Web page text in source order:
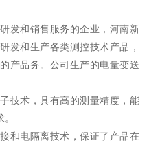
发和销售服务的企业，河南新
发和生产各类测控技术产品，
产品务。公司生产的电量变送
技术，具有高的测量精度，能
和电隔离技术，保证了产品在